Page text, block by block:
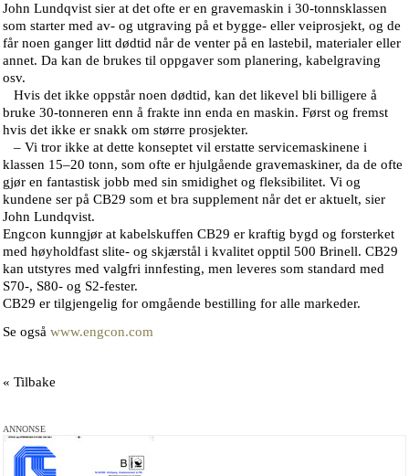
John Lundqvist sier at det ofte er en gravemaskin i 30-tonnsklassen
som starter med av- og utgraving på et bygge- eller veiprosjekt, og de
får noen ganger litt dødtid når de venter på en lastebil, materialer eller
annet. Da kan de brukes til oppgaver som planering, kabelgraving
osv.
Hvis det ikke oppstår noen dødtid, kan det likevel bli billigere å
bruke 30-tonneren enn å frakte inn enda en maskin. Først og fremst
hvis det ikke er snakk om større prosjekter.
– Vi tror ikke at dette konseptet vil erstatte servicemaskinene i
klassen 15–20 tonn, som ofte er hjulgående gravemaskiner, da de ofte
gjør en fantastisk jobb med sin smidighet og fleksibilitet. Vi og
kundene ser på CB29 som et bra supplement når det er aktuelt, sier
John Lundqvist.
Engcon kunngjør at kabelskuffen CB29 er kraftig bygd og forsterket
med høyholdfast slite- og skjærstål i kvalitet opptil 500 Brinell. CB29
kan utstyres med valgfri innfesting, men leveres som standard med
S70-, S80- og S2-fester.
CB29 er tilgjengelig for omgående bestilling for alle markeder.
Se også www.engcon.com
« Tilbake
ANNONSE